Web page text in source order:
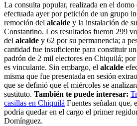
La consulta popular, realizada en el
efectuada ayer por petición de un grupo
remoción del alcalde y la instalación de
Constantino. Los resultados fueron 299
del alcalde y 62 por su permanencia; a
cantidad fue insuficiente para constituir
padrón de 2 mil electores en Chiquilá;
es vinculante. Sin embargo, el alcalde
misma que fue presentada en sesión
que se definió que el miércoles se
sustituto. También te puede interesar:
casillas en Chiquilá Fuentes señalan que,
podría quedar en el cargo el primer
Domínguez.